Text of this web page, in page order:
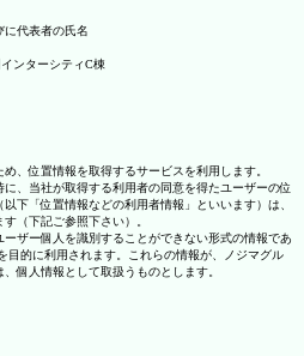
に代表者の氏名
ンターシティC棟
、位置情報を取得するサービスを利用します。
、当社が取得する利用者の同意を得たユーザーの位
下「位置情報などの利用者情報」といいます）は、
（下記ご参照下さい）。
ザー個人を識別することができない形式の情報であ
目的に利用されます。これらの情報が、ノジマグル
個人情報として取扱うものとします。